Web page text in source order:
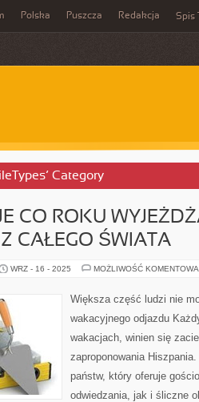
Polska Puszcza Redakcja Spis
Category
CO ROKU
Z CAŁEGO ŚWIATA
WRZ - 16 - 2025 MOŻLIWOŚĆ
Większa część ludzi nie
wakacyjnego odjazdu
wakacjach, winien się
zaproponowania
państw, który oferuje
odwiedzania, jak i śliczne